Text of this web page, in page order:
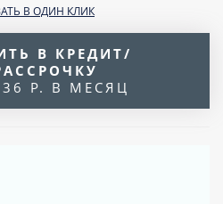
В ОДИН КЛИК
В КРЕДИТ/
Р. В МЕСЯЦ